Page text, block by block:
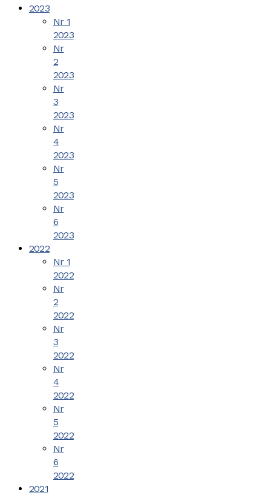
2023
Nr 1
2023
Nr
2
2023
Nr
3
2023
Nr
4
2023
Nr
5
2023
Nr
6
2023
2022
Nr 1
2022
Nr
2
2022
Nr
3
2022
Nr
4
2022
Nr
5
2022
Nr
6
2022
2021